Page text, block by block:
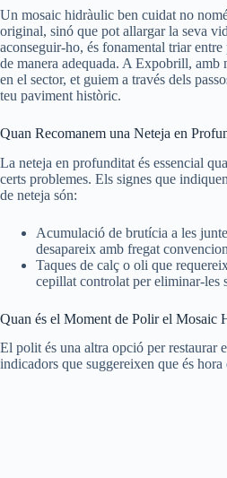
Un mosaic hidràulic ben cuidat no
original, sinó que pot allargar la seva
aconseguir-ho, és fonamental triar
de manera adequada. A Expobrill, amb
en el sector, et guiem a través dels
teu paviment històric.
Quan Recomanem una Neteja en
La neteja en profunditat és essencial
certs problemes. Els signes que
de neteja són:
Acumulació de brutícia a les
desapareix amb fregat
Taques de calç o oli que
cepillat controlat per eliminar-les
Quan és el Moment de Polir el Mosaic
El polit és una altra opció per restaurar
indicadors que suggereixen que és